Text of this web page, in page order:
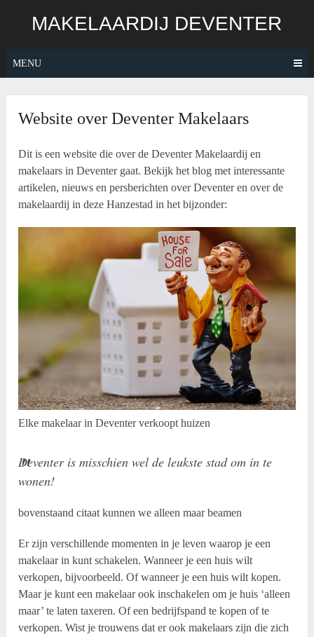
MAKELAARDIJ DEVENTER
MENU
Website over Deventer Makelaars
Dit is een website die over de Deventer Makelaardij en
makelaars in Deventer gaat. Bekijk het blog met interessante
artikelen, nieuws en persberichten over Deventer en over de
makelaardij in deze Hanzestad in het bijzonder:
Elke makelaar in Deventer verkoopt huizen
Deventer is misschien wel de leukste stad om in te
wonen!
bovenstaand citaat kunnen we alleen maar beamen
Er zijn verschillende momenten in je leven waarop je een
makelaar in kunt schakelen. Wanneer je een huis wilt
verkopen, bijvoorbeeld. Of wanneer je een huis wilt kopen.
Maar je kunt een makelaar ook inschakelen om je huis ‘alleen
maar’ te laten taxeren. Of een bedrijfspand te kopen of te
verkopen. Wist je trouwens dat er ook makelaars zijn die zich